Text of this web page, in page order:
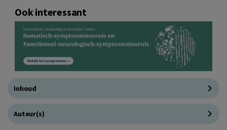
Ook interessant
Inhoud
Auteur(s)